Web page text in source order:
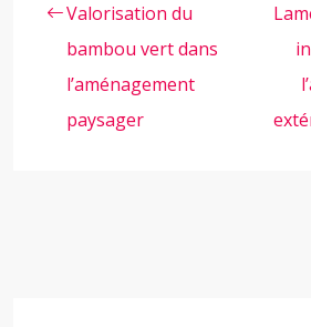
Valorisation du
bambou vert dans
l’aménagement
paysager